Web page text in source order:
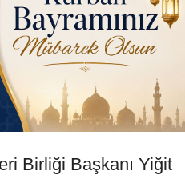
Birliği Başkanı Yiğit